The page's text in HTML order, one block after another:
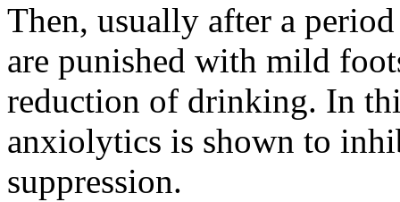
Then, usually after a
are punished with mild
reduction of drinking. In
anxiolytics is shown to
suppression.